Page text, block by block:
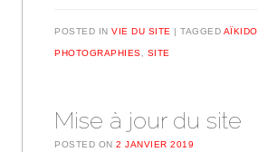
POSTED INVIE DU SITE TAGGED AÏKIDO
PHOTOGRAPHIES SITE
Mise à jour du site
POSTED ON2 JANVIER 2019